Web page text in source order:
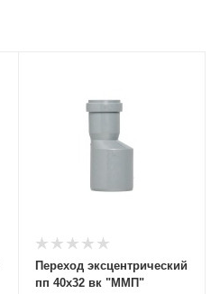
Переход эксцентрический
пп 40х32 вк "ММП"